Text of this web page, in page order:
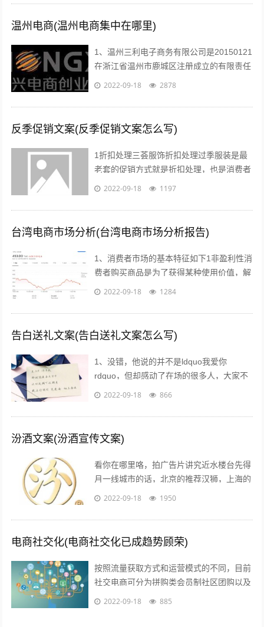
温州电商(温州电商集中在哪里)
1、温州三利电子商务有限公司是20150121
在浙江省温州市鹿城区注册成立的有限责任
公司自然人投资或控股，注册地址位于温州
2022-09-18 2878
反季促销文案(反季促销文案怎么写)
1折扣处理三荟服饰折扣处理过季服装是最
老套的促销方式就是折扣处理，也是消费者
最愿意接受的方式也有很多消费者比较乐意
2022-09-18 1197
台湾电商市场分析(台湾电商市场分析报告)
1、消费者市场的基本特征如下1非盈利性消
费者购买商品是为了获得某种使用价值，解
决自身的生活消费需求，而不是为了盈利去
2022-09-18 1284
告白送礼文案(告白送礼文案怎么写)
1、没错，他说的并不是ldquo我爱你
rdquo，但却感动了在场的很多人，大家不
约而同的为他鼓掌所以我说，真正适合520
2022-09-18 866
汾酒文案(汾酒宣传文案)
看你在哪里咯，拍广告片讲究近水楼台先得
月一线城市的话，北京的推荐汉狮，上海的
赤马，广州的平方影视，深圳的就宝视达了
2022-09-18 1950
电商社交化(电商社交化已成趋势顾荣)
按照流量获取方式和运营模式的不同，目前
社交电商可分为拼购类会员制社区团购以及
内容类四种典型的商业模式拼购类以拼多多
2022-09-18 885